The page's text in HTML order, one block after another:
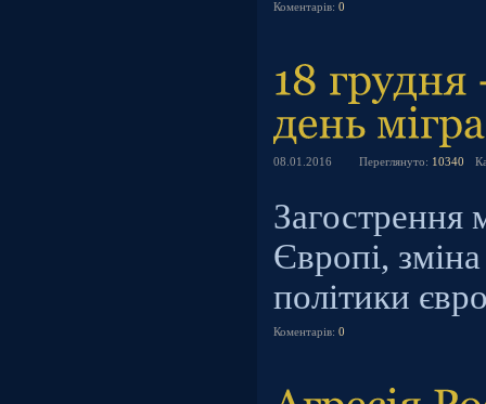
Коментарів: 0
08.01.2016 Переглянуто: 10340
Загострення
Європі,
політики
Коментарів: 0